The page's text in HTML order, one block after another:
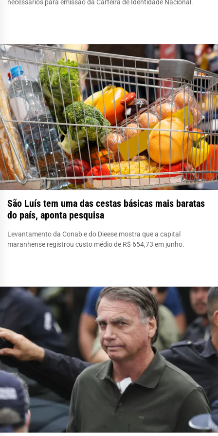
necessários para emissão da Carteira de Identidade Nacional.
São Luís tem uma das cestas básicas mais baratas
do país, aponta pesquisa
Levantamento da Conab e do Dieese mostra que a capital
maranhense registrou custo médio de R$ 654,73 em junho.